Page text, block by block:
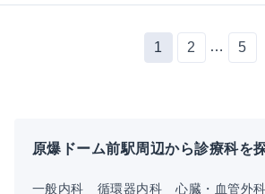
1 2 … 5
原爆ドーム前駅周辺から診療科を
一般内科 循環器内科 心臓・血管外科